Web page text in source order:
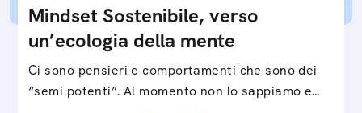
Mindset Sostenibile, verso
un’ecologia della mente
Ci sono pensieri e comportamenti che sono dei
“semi potenti”. Al momento non lo sappiamo e